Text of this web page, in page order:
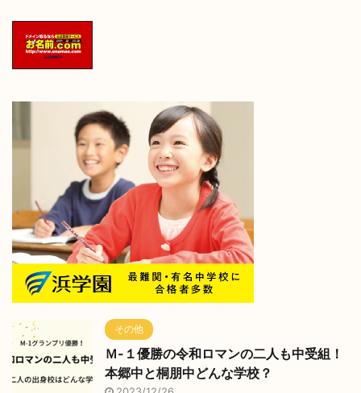
その他
Ｍ-１優勝の令和ロマンの二人も中受組！
本郷中と桐朋中どんな学校？